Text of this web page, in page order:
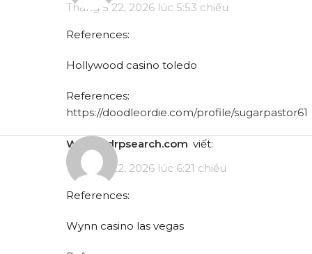
Tháng 5 22, 2026 lúc 5:53 chiều
References:
Hollywood casino toledo
References:
https://doodleordie.com/profile/sugarpastor61
www.udrpsearch.com viết:
Tháng 5 22, 2026 lúc 6:21 chiều
References:
Wynn casino las vegas